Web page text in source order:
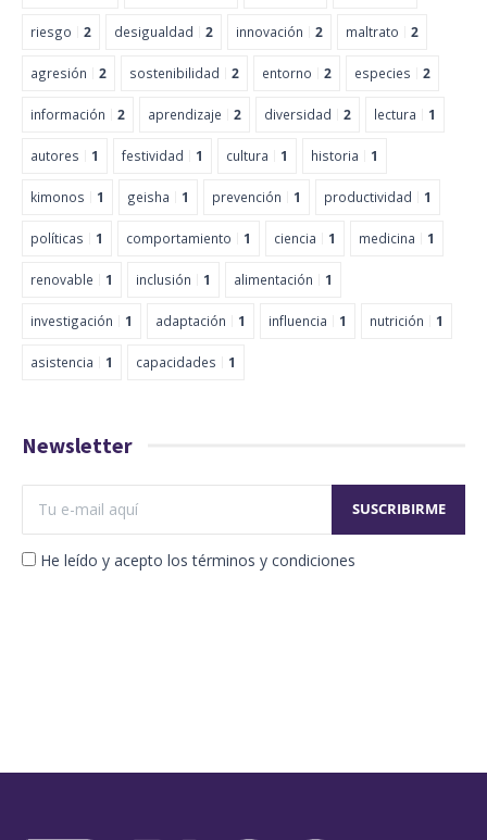
riesgo 2 desigualdad 2 innovación 2 maltrato 2
agresión 2 sostenibilidad 2 entorno 2 especies 2
información 2 aprendizaje 2 diversidad 2 lectura 1
autores 1 festividad 1 cultura 1 historia 1
kimonos 1 geisha 1 prevención 1 productividad 1
políticas 1 comportamiento 1 ciencia 1 medicina 1
renovable 1 inclusión 1 alimentación 1
investigación 1 adaptación 1 influencia 1 nutrición 1
asistencia 1 capacidades 1
Newsletter
He leído y acepto los términos y condiciones